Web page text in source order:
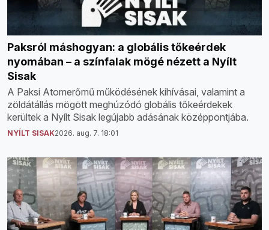
Paksról máshogyan: a globális tőkeérdek
nyomában – a színfalak mögé nézett a Nyílt
Sisak
A Paksi Atomerőmű működésének kihívásai, valamint a
zöldátállás mögött meghúzódó globális tőkeérdekek
kerültek a Nyílt Sisak legújabb adásának középpontjába.
NYÍLT SISAK2026. aug. 7. 18:01